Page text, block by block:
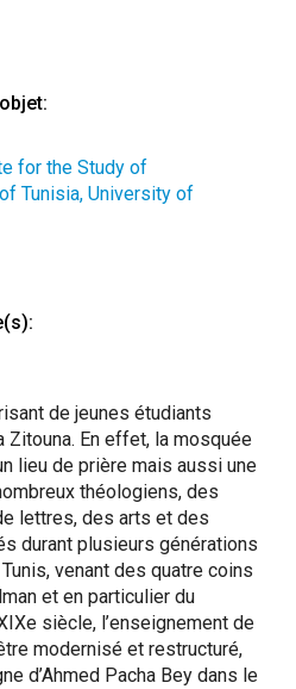
for the Study of
Tunisia, University of
de jeunes étudiants
Zitouna. En effet, la mosquée
lieu de prière mais aussi une
théologiens, des
lettres, des arts et des
durant plusieurs générations
venant des quatre coins
et en particulier du
siècle, l’enseignement de
modernisé et restructuré,
d’Ahmed Pacha Bey dans le